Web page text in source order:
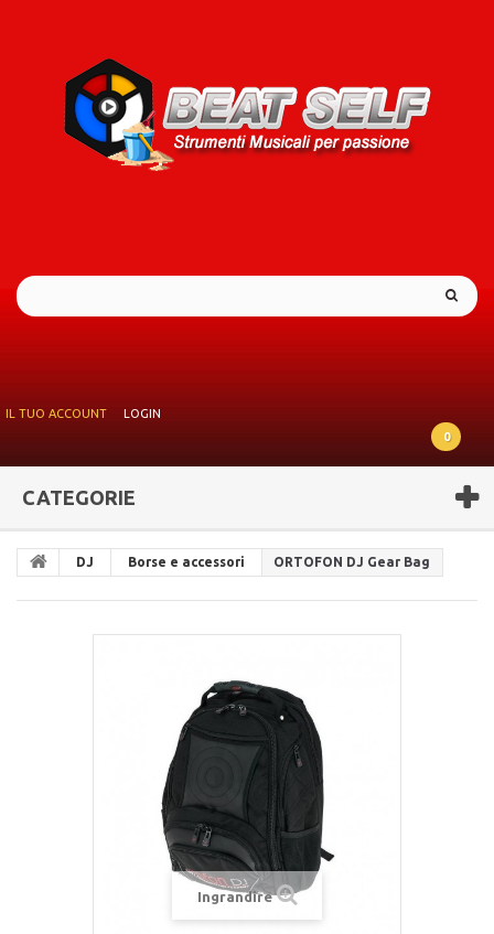
IL TUO ACCOUNT
LOGIN
0
CATEGORIE
DJ Borse e accessori ORTOFON DJ Gear Bag
Ingrandire